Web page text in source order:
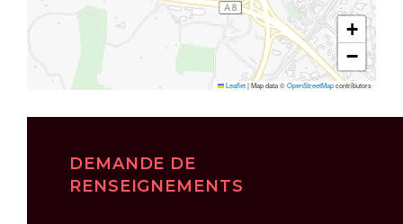
+
−
Leaflet|Map data ©OpenStreetMapcontributors
DEMANDE DE
RENSEIGNEMENTS